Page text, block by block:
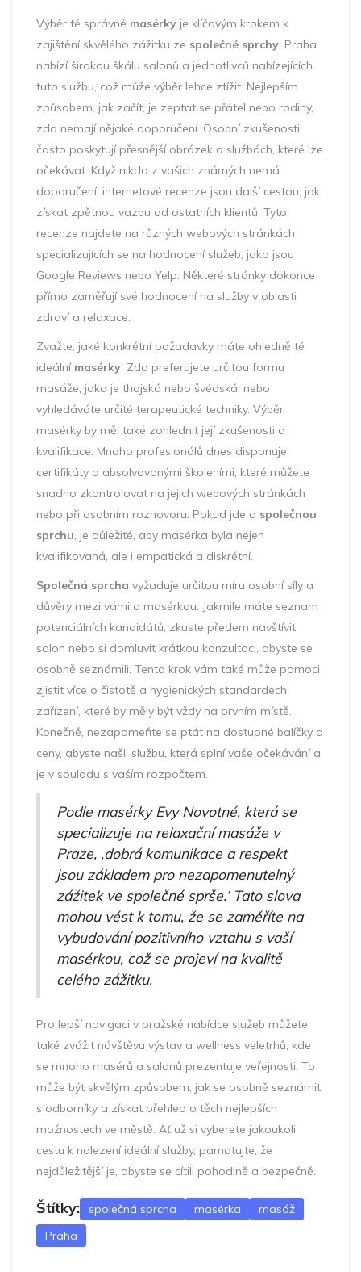
Výběr té správné masérky je klíčovým krokem k
zajištění skvělého zážitku ze společné sprchy. Praha
nabízí širokou škálu salonů a jednotlivců nabízejících
tuto službu, což může výběr lehce ztížit. Nejlepším
způsobem, jak začít, je zeptat se přátel nebo rodiny,
zda nemají nějaké doporučení. Osobní zkušenosti
často poskytují přesnější obrázek o službách, které lze
očekávat. Když nikdo z vašich známých nemá
doporučení, internetové recenze jsou další cestou, jak
získat zpětnou vazbu od ostatních klientů. Tyto
recenze najdete na různých webových stránkách
specializujících se na hodnocení služeb, jako jsou
Google Reviews nebo Yelp. Některé stránky dokonce
přímo zaměřují své hodnocení na služby v oblasti
zdraví a relaxace.
Zvažte, jaké konkrétní požadavky máte ohledně té
ideální masérky. Zda preferujete určitou formu
masáže, jako je thajská nebo švédská, nebo
vyhledáváte určité terapeutické techniky. Výběr
masérky by měl také zohlednit její zkušenosti a
kvalifikace. Mnoho profesionálů dnes disponuje
certifikáty a absolvovanými školeními, které můžete
snadno zkontrolovat na jejich webových stránkách
nebo při osobním rozhovoru. Pokud jde o společnou
sprchu, je důležité, aby masérka byla nejen
kvalifikovaná, ale i empatická a diskrétní.
Společná sprcha vyžaduje určitou míru osobní síly a
důvěry mezi vámi a masérkou. Jakmile máte seznam
potenciálních kandidátů, zkuste předem navštívit
salon nebo si domluvit krátkou konzultaci, abyste se
osobně seznámili. Tento krok vám také může pomoci
zjistit více o čistotě a hygienických standardech
zařízení, které by měly být vždy na prvním místě.
Konečně, nezapomeňte se ptát na dostupné balíčky a
ceny, abyste našli službu, která splní vaše očekávání a
je v souladu s vaším rozpočtem.
Podle masérky Evy Novotné, která se
specializuje na relaxační masáže v
Praze, ‚dobrá komunikace a respekt
jsou základem pro nezapomenutelný
zážitek ve společné sprše.‘ Tato slova
mohou vést k tomu, že se zaměříte na
vybudování pozitivního vztahu s vaší
masérkou, což se projeví na kvalitě
celého zážitku.
Pro lepší navigaci v pražské nabídce služeb můžete
také zvážit návštěvu výstav a wellness veletrhů, kde
se mnoho masérů a salonů prezentuje veřejnosti. To
může být skvělým způsobem, jak se osobně seznámit
s odborníky a získat přehled o těch nejlepších
možnostech ve městě. Ať už si vyberete jakoukoli
cestu k nalezení ideální služby, pamatujte, že
nejdůležitější je, abyste se cítili pohodlně a bezpečně.
Štítky: společná sprcha masérka
masáž
Praha